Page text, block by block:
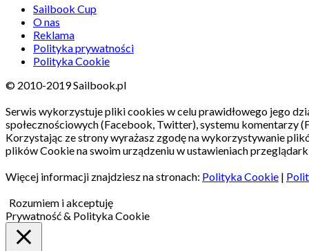
Sailbook Cup
O nas
Reklama
Polityka prywatności
Polityka Cookie
© 2010-2019 Sailbook.pl
Serwis wykorzystuje pliki cookies w celu prawidłowego jego
społecznościowych (Facebook, Twitter), systemu komentarzy
Korzystając ze strony wyrażasz zgodę na wykorzystywanie
plików Cookie na swoim urządzeniu w ustawieniach
Więcej informacji znajdziesz na stronach: Polityka Cookie |
Rozumiem i akceptuję
Prywatność & Polityka Cookie